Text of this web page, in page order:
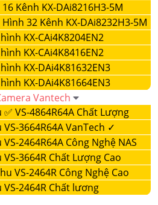
Kênh KX-DAi8216H3-5M
32 Kênh KX-DAi8232H3-5M
KX-CAi4K8204EN2
KX-CAi4K8416EN2
KX-DAi4K81632EN3
KX-DAi4K81664EN3
Vantech
VS-4864R64A Chất Lượng
3664R64A VanTech ✓
2464R64A Công Nghệ NAS
3664R Chất Lượng Cao
VS-2464R Công Nghệ Cao
2464R Chất lương